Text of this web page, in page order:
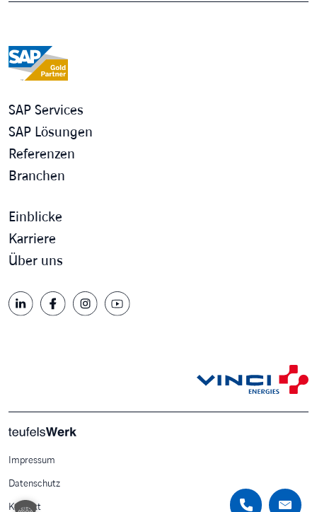
SAP Services
SAP Lösungen
Referenzen
Branchen
Einblicke
Karriere
Über uns
Impressum
Datenschutz
Kontakt